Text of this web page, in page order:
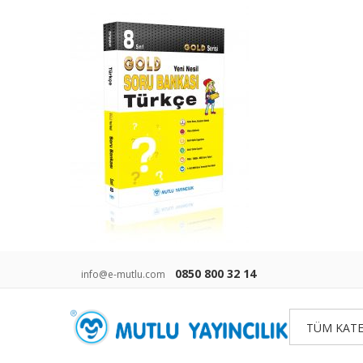
info@e-mutlu.com 0850 800 32 14
TÜM